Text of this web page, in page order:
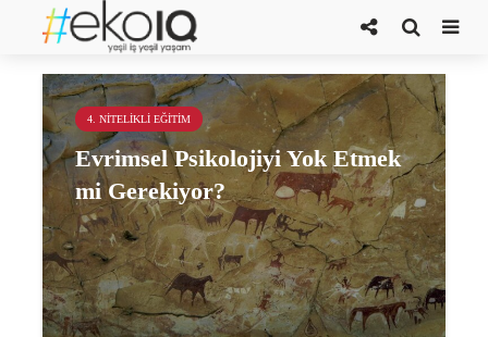
Konrad Lorenz
4. NITELIKLI EĞITIM
Evrimsel Psikolojiyi Yok Etmek
mi Gerekiyor?